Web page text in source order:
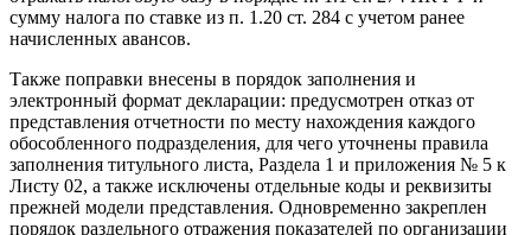
сумму налога по ставке из п. 1.20 ст. 284 с учетом ранее
начисленных авансов.
Также поправки внесены в порядок заполнения и
электронный формат декларации: предусмотрен отказ от
представления отчетности по месту нахождения каждого
обособленного подразделения, для чего уточнены правила
заполнения титульного листа, Раздела 1 и приложения № 5 к
Листу 02, а также исключены отдельные коды и реквизиты
прежней модели представления. Одновременно закреплен
порядок раздельного отражения показателей по организации